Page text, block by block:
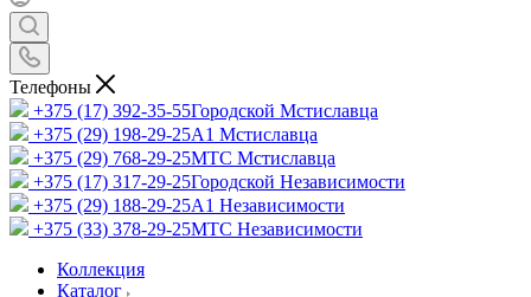
Телефоны
+375 (17) 392-35-55Городской Мстиславца
+375 (29) 198-29-25A1 Мстиславца
+375 (29) 768-29-25МТС Мстиславца
+375 (17) 317-29-25Городской Независимости
+375 (29) 188-29-25A1 Независимости
+375 (33) 378-29-25МТС Независимости
Коллекция
Каталог